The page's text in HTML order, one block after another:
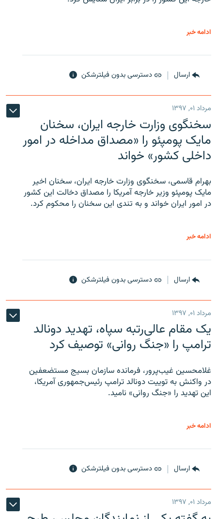
ادامه خبر
ارسال دسترسی بدون فیلترشکن
مرداد ۰۱, ۱۳۹۷
سخنگوی وزارت خارجه ایران، سخنان
مایک پومپئو را «مصداق مداخله در امور
داخلی کشور» خواند
بهرام قاسمی، سخنگوی وزارت خارجه ایران، سخنان اخیر
مایک پومپئو وزیر خارجه آمریکا را مصداق دخالت این کشور
در امور ایران خواند و به تندی این سخنان را محکوم کرد.
ادامه خبر
ارسال دسترسی بدون فیلترشکن
مرداد ۰۱, ۱۳۹۷
یک مقام عالی‌رتبه سپاه، تهدید دونالد
ترامپ را «جنگ روانی» توصیف کرد
غلامحسین غیب‌پرور، فرمانده سازمان بسیج مستضعفین
در واکنش به توییت دونالد ترامپ رئیس‌جمهوری آمریکا،
این تهدید را «جنگ روانی» نامید.
ادامه خبر
ارسال دسترسی بدون فیلترشکن
مرداد ۰۱, ۱۳۹۷